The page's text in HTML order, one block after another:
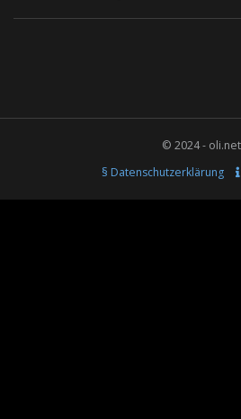
© 2024 - oli.net
§ Datenschutzerklärung